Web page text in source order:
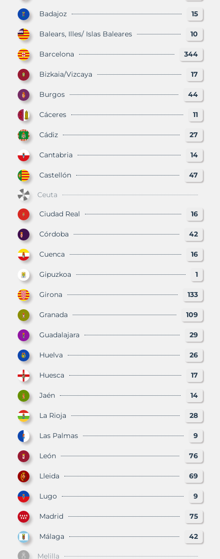
Badajoz 15
Balears, Illes/ Islas Baleares 10
Barcelona 344
Bizkaia/Vizcaya 17
Burgos 44
Cáceres 11
Cádiz 27
Cantabria 14
Castellón 47
Ceuta
Ciudad Real 16
Córdoba 42
Cuenca 16
Gipuzkoa 1
Girona 133
Granada 109
Guadalajara 29
Huelva 26
Huesca 17
Jaén 14
La Rioja 28
Las Palmas 9
León 76
Lleida 69
Lugo 9
Madrid 75
Málaga 42
Melilla